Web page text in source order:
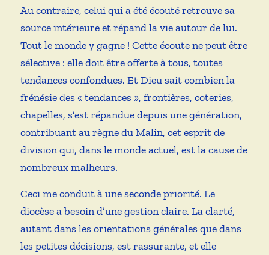
Au contraire, celui qui a été écouté retrouve sa
source intérieure et répand la vie autour de lui.
Tout le monde y gagne ! Cette écoute ne peut être
sélective : elle doit être offerte à tous, toutes
tendances confondues. Et Dieu sait combien la
frénésie des « tendances », frontières, coteries,
chapelles, s’est répandue depuis une génération,
contribuant au règne du Malin, cet esprit de
division qui, dans le monde actuel, est la cause de
nombreux malheurs.
Ceci me conduit à une seconde priorité. Le
diocèse a besoin d’une gestion claire. La clarté,
autant dans les orientations générales que dans
les petites décisions, est rassurante, et elle